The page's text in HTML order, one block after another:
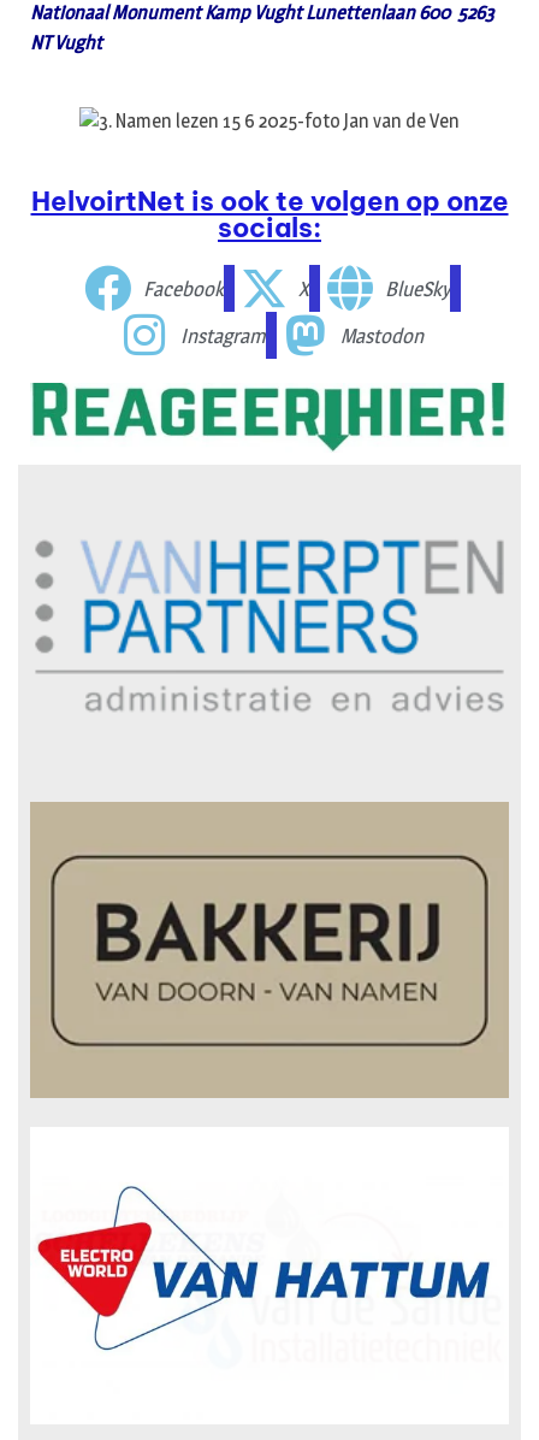
Nationaal Monument Kamp Vught Lunettenlaan 600 5263
NT Vught
HelvoirtNet is ook te volgen op onze
socials:
Facebook X
BlueSky
Instagram
Mastodon